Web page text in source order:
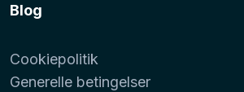
Blog
Cookiepolitik
Generelle betingelser